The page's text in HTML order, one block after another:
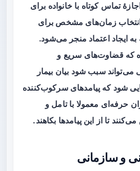
تماس کوتاه با خانواده برای
زمان‌های مشخص برای
ایجاد اعتماد منجر می‌شود.
که قضاوت‌های سریع و
می‌تواند سبب شود بیان بیمار
شود که پیامدهای سرکوب‌کننده
حرفه‌ای معمولا با تامل و
تا از این پیامدها بکاهند.
و سازمانی